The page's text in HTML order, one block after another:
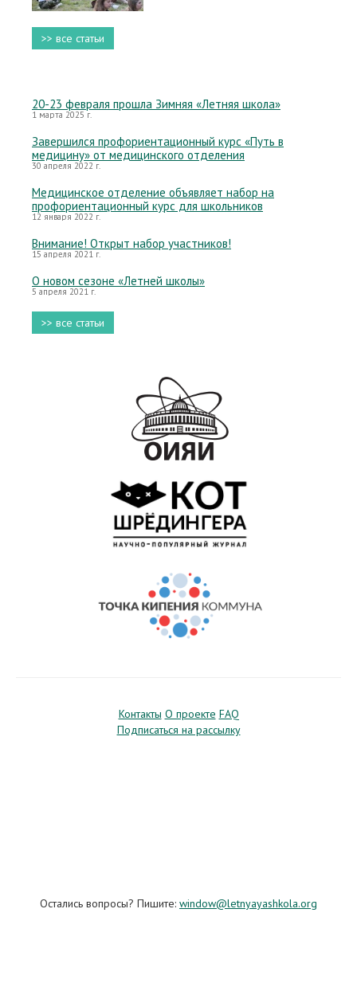
>> все статьи
20-23 февраля прошла Зимняя «Летняя школа»
1 марта 2025 г.
Завершился профориентационный курс «Путь в
медицину» от медицинского отделения
30 апреля 2022 г.
Медицинское отделение объявляет набор на
профориентационный курс для школьников
12 января 2022 г.
Внимание! Открыт набор участников!
15 апреля 2021 г.
О новом сезоне «Летней школы»
5 апреля 2021 г.
>> все статьи
Контакты О проекте FAQ
Подписаться на рассылку
Остались вопросы? Пишите: window@letnyayashkola.org